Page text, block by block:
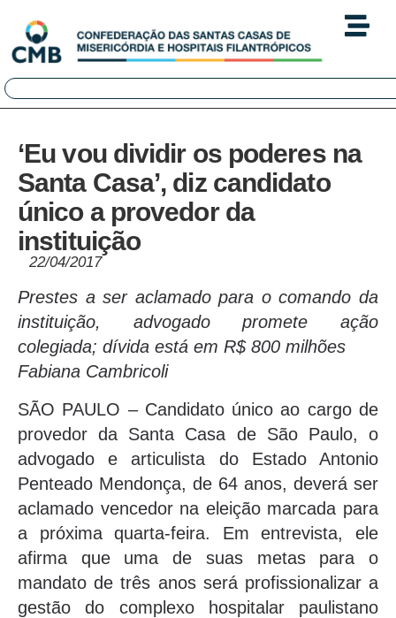
‘Eu vou dividir os poderes na
Santa Casa’, diz candidato
único a provedor da
instituição
22/04/2017
Prestes a ser aclamado para o comando da
instituição, advogado promete ação
colegiada; dívida está em R$ 800 milhões
Fabiana Cambricoli
SÃO PAULO – Candidato único ao cargo de
provedor da Santa Casa de São Paulo, o
advogado e articulista do Estado Antonio
Penteado Mendonça, de 64 anos, deverá ser
aclamado vencedor na eleição marcada para
a próxima quarta-feira. Em entrevista, ele
afirma que uma de suas metas para o
mandato de três anos será profissionalizar a
gestão do complexo hospitalar paulistano